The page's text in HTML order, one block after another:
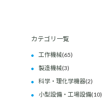
カテゴリ一覧
工作機械(65)
製造機械(3)
科学・理化学機器(2)
小型設備・工場設備(10)